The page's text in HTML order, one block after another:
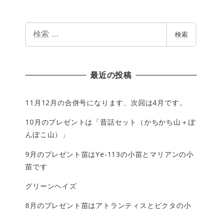
検索
最近の投稿
11月12月の合併号になります、次回は4月です。
10月のプレゼントは「昔話セット（かちかち山＋ぽ
んぽこ山）」
9月のプレゼント苗はYe-113の小苗とマリアンの小
苗です
グリーンヘイズ
8月のプレゼント苗はアトランティスとピクタの小